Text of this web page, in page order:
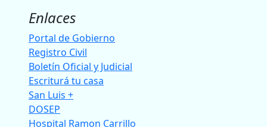
Enlaces
Portal de Gobierno
Registro Civil
Boletín Oficial y Judicial
Escriturá tu casa
San Luis +
DOSEP
Hospital Ramon Carrillo